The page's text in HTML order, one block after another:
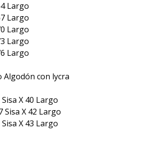
Largo
Largo
Largo
Largo
Largo
con lycra
X 40 Largo
Sisa X 42 Largo
X 43 Largo